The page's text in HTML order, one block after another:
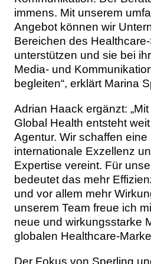
immens. Mit unserem
Angebot können wir
Bereichen des
unterstützen und sie bei
Media- und
begleiten“, erklärt Marina
Adrian Haack ergänzt:
Global Health entsteht
Agentur. Wir schaffen eine
internationale Exzellenz
Expertise vereint. Für
bedeutet das mehr
und vor allem mehr
unserem Team freue ich
neue und wirkungsstarke
globalen Healthcare-
Der Fokus von Sperling